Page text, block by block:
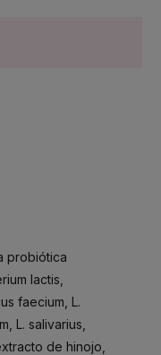
probiótica
lactis,
faecium, L.
L. salivarius,
de hinojo,